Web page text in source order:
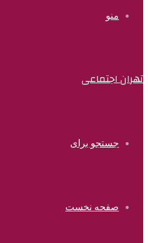
منو
تهران اجتماعی
جستجو برای
صفحه نخست